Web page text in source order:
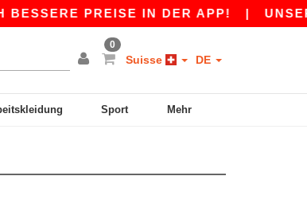
PREISE IN DER APP!|UNSERE
0
Suisse DE
Sport Mehr